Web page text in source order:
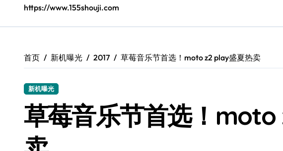
三星Galaxy S26发布：个性美化全攻略
Galaxy S25美颜秘籍：个性定制炫酷玩法
Galaxy C55 5G登场，演绎三星美学新巅峰
S25 Ultra颜值炸裂！定制主题引领潮流新体验
https://www.155shouji.com
首页 新机曝光 2017 草莓音乐节首选！moto z2 play盛夏热卖
新机曝光
草莓音乐节首选！